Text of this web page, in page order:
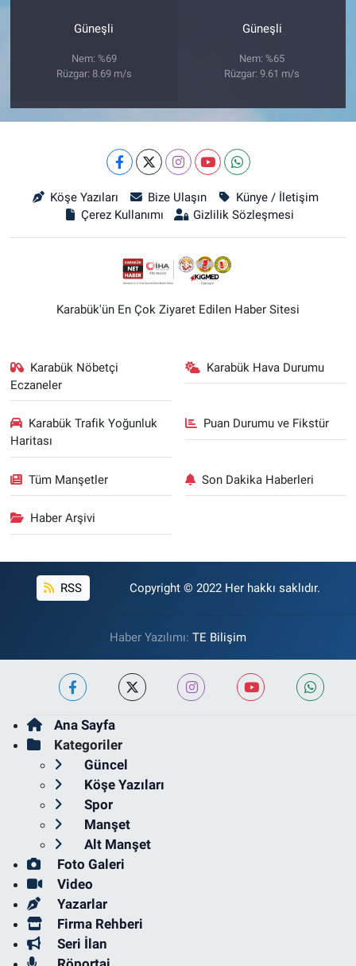
Güneşli
Nem: %69
Rüzgar: 8.69 m/s
Güneşli
Nem: %65
Rüzgar: 9.61 m/s
Köşe Yazıları Bize Ulaşın
Künye / İletişim
Çerez Kullanımı
Gizlilik Sözleşmesi
Karabük'ün En Çok Ziyaret Edilen Haber Sitesi
Karabük Nöbetçi
Eczaneler
Karabük Hava Durumu
Karabük Trafik Yoğunluk
Haritası
Puan Durumu ve Fikstür
Tüm Manşetler Son Dakika Haberleri
Haber Arşivi
RSS Copyright © 2022 Her hakkı saklıdır.
Haber Yazılımı: TE Bilişim
Ana Sayfa
Kategoriler
Güncel
Köşe Yazıları
Spor
Manşet
Alt Manşet
Foto Galeri
Video
Yazarlar
Firma Rehberi
Seri İlan